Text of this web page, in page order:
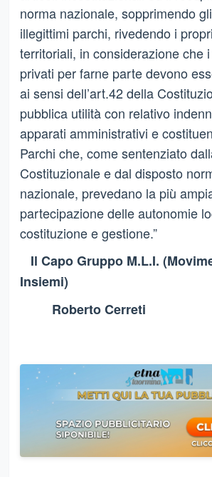
norma nazionale, sopprimendo
illegittimi parchi, rivedendo i
territoriali, in considerazione che
privati per farne parte devono
ai sensi dell’art.42 della
pubblica utilità con relativo
apparati amministrativi e
Parchi che, come sentenziato
Costituzionale e dal disposto
nazionale, prevedano la più
partecipazione delle autonomie
costituzione e gestione.”
Il Capo Gruppo M.L.I.
Insiemi)
Roberto Cerreti